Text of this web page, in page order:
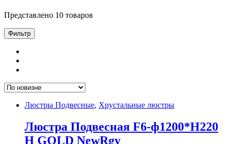
Представлено 10 товаров
Фильтр
Люстры Подвесные, Хрустальные люстры
Люстра Подвесная F6-ф1200*H220
H GOLD NewRgy